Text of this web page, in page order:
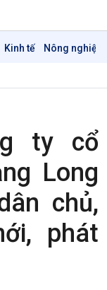
Kinh tế Nông nghiệp
ty cổ
Long
chủ,
phát